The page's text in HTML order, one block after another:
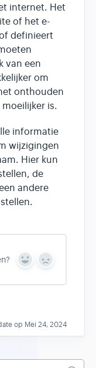
internet. Het
of het e-
definieert
van een
om
onthouden
moeilijker is.
informatie
wijzigingen
Hier kun
de
andere
Y
s
N
op Mei 24, 2024